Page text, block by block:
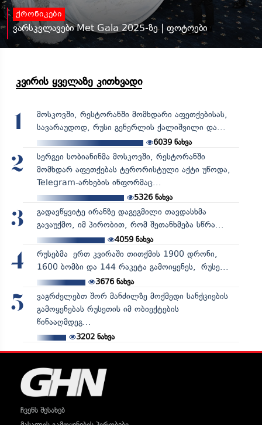
ქრონიკები
ვარსკვლავები Met Gala 2025-ზე | ფოტოები
კვირის ყველაზე კითხვადი
1
მოსკოვში, რესტორანში მომხდარი აფეთქებისას,
სავარაუდოდ, რუსი გენერლის ქალიშვილი და...
6039 ნახვა
2
სერგეი სობიანინმა მოსკოვში, რესტორანში
მომხდარ აფეთქებას ტერორისტული აქტი უწოდა,
Telegram-არხების ინფორმაც...
5326ნახვა
3
გადავწყვიტე ირანზე დაგეგმილი თავდასხმა
გავაუქმო, იმ პირობით, რომ შეთანხმება სწრა...
4059ნახვა
4
რუსებმა ერთ კვირაში თითქმის 1900 დრონი,
1600 ბომბი და 144 რაკეტა გამოიყენეს, რუსე...
3676ნახვა
5
ვაგრძელებთ შორ მანძილზე მოქმედი სანქციების
გამოყენებას რუსეთის იმ ობიექტების
წინააღმდეგ...
3202ნახვა
ჩვენს შესახებ